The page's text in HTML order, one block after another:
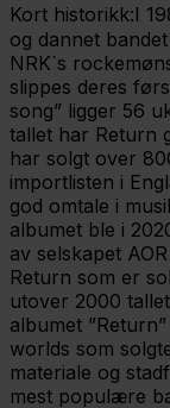
Kort historikk:I
og dannet
NRK`s
slippes deres
song” ligger 56
tallet har Return
har solgt over
importlisten i
god omtale i
albumet ble i
av selskapet
Return som er
utover 2000
albumet
worlds som
materiale og
mest populære